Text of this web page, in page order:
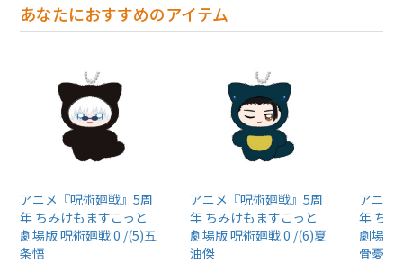
あなたにおすすめのアイテム
アニメ『呪術廻戦』5周
年 ちみけもますこっと
劇場版 呪術廻戦 0 /(5)五
条悟
アニメ『呪術廻戦』5周
年 ちみけもますこっと
劇場版 呪術廻戦 0 /(6)夏
油傑
アニメ
年 ち
劇場版
骨憂太